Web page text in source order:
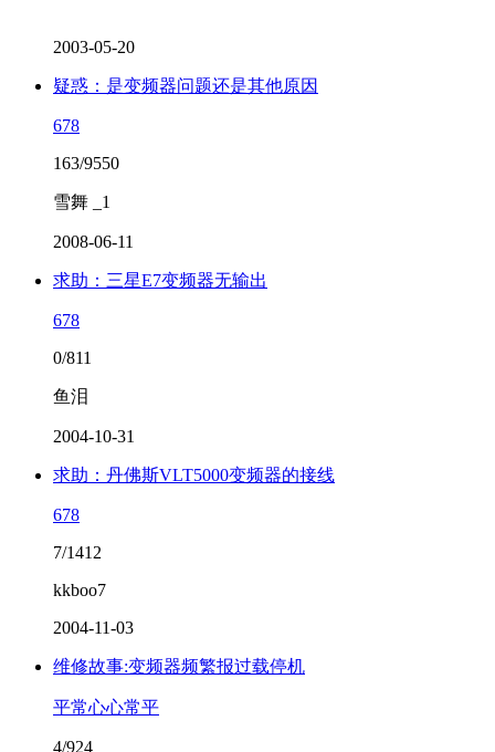
2003-05-20
疑惑：是变频器问题还是其他原因
678
163/9550
雪舞 _1
2008-06-11
求助：三星E7变频器无输出
678
0/811
鱼泪
2004-10-31
求助：丹佛斯VLT5000变频器的接线
678
7/1412
kkboo7
2004-11-03
维修故事:变频器频繁报过载停机
平常心心常平
4/924